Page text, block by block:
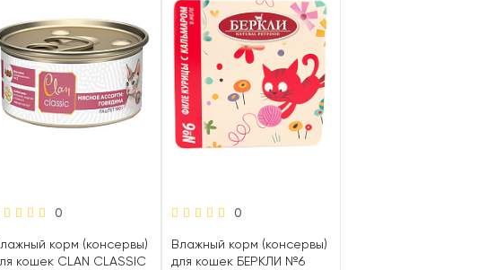
0
корм (консервы)
кошек CLAN CLASSIC
0
Влажный корм (консервы)
для кошек БЕРКЛИ №6